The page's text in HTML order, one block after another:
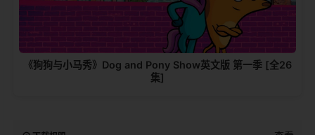
《狗狗与小马秀》Dog and Pony Show英文版 第一季 [全26
集]